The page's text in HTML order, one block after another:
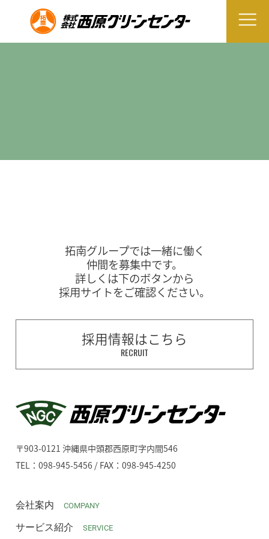
拓南グループでは一緒に働く
仲間を募集中です。
詳しくは下のボタンから
採用サイトをご確認ください。
採用情報はこちら
RECRUIT
〒903-0121 沖縄県中頭郡西原町字内間546
TEL：098-945-5456 / FAX：098-945-4250
会社案内 COMPANY
サービス紹介 SERVICE